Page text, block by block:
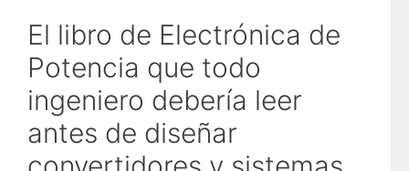
El libro de Electrónica de
Potencia que todo
ingeniero debería leer
antes de diseñar